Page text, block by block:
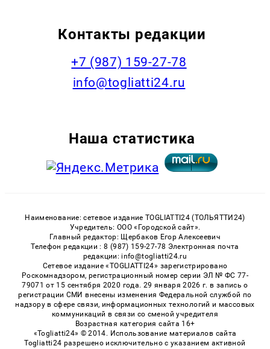
Контакты редакции
+7 (987) 159-27-78
info@togliatti24.ru
Наша статистика
Наименование: сетевое издание TOGLIATTI24 (ТОЛЬЯТТИ24)
Учредитель: ООО «Городской сайт».
Главный редактор: Щербаков Егор Алексеевич
Телефон редакции : 8 (987) 159-27-78 Электронная почта
редакции: info@togliatti24.ru
Сетевое издание «TOGLIATTI24» зарегистрировано
Роскомнадзором, регистрационный номер серии ЭЛ № ФС 77-
79071 от 15 сентября 2020 года. 29 января 2026 г. в запись о
регистрации СМИ внесены изменения Федеральной службой по
надзору в сфере связи, информационных технологий и массовых
коммуникаций в связи со сменой учредителя
Возрастная категория сайта 16+
«Togliatti24» © 2014. Использование материалов сайта
Togliatti24 разрешено исключительно с указанием активной